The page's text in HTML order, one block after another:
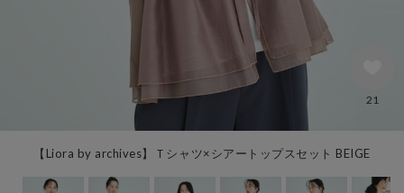
【Liora by archives】Ｔシャツ×シアートップスセット BEIGE
21